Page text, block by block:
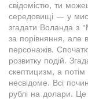
свідомістю, ти
середовищі — у
згадати Воланда з
за порівняння, але
персонажів.
розвитку подій.
скептицизм, а
несвідоме. Всі
рублі на долари. Це